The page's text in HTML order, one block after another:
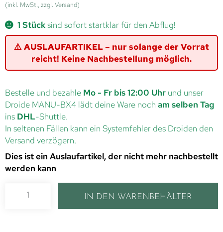
(inkl. MwSt., zzgl. Versand)
1 Stücksind sofort startklar für den Abflug!
⚠️ AUSLAUFARTIKEL – nur solange der Vorrat
reicht! Keine Nachbestellung möglich.
Bestelle und bezahle Mo - Fr bis 12:00 Uhr und unser
Droide MANU-BX4 lädt deine Ware noch am selben Tag
ins DHL-Shuttle.
In seltenen Fällen kann ein Systemfehler des Droiden den
Versand verzögern.
Dies ist ein Auslaufartikel, der nicht mehr nachbestellt
werden kann
IN DEN WARENBEHÄLTER